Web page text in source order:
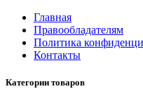
Главная
Правообладателям
Политика
Контакты
Категории товаров